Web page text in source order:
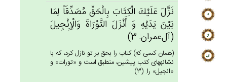
نَزَّل‌َ عَلَيْك‌َ الْكِتَاب‌َ بِالْحَق‌ِّ مُصَدِّقَاً لِمَا
بَيْن‌َ يَدَيْه‌ِ وَ أَنْزَل‌َ التَّوْرَاة‌َ وَالْإِِنْجِيل‌َ
(آل‌عمران: 3)
(همان كسى كه) كتاب را بحق بر تو نازل كرد، كه با
نشانه‏هاى كتب پيشين، منطبق است و «تورات» و
«انجيل» را. (3)